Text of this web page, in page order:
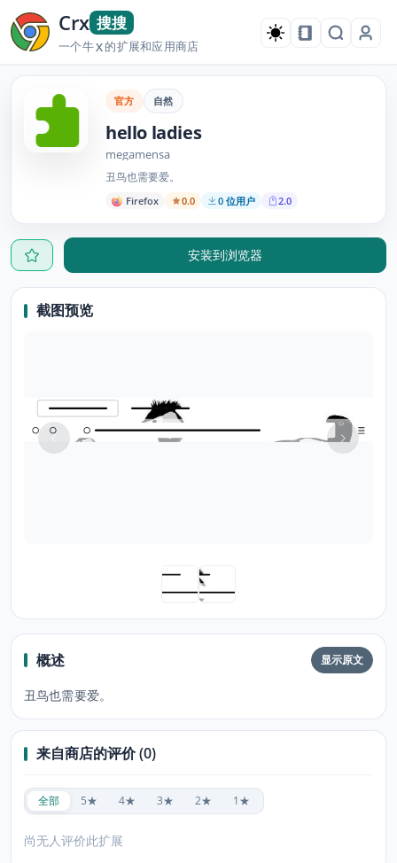
Crx 搜搜
一个牛X的扩展和应用商店
官方 自然
hello ladies
megamensa
丑鸟也需要爱。
Firefox 0.0 0 位用户 2.0
安装到浏览器
截图预览
概述 显示原文
丑鸟也需要爱。
来自商店的评价 (0)
全部 5★ 4★ 3★ 2★ 1★
尚无人评价此扩展